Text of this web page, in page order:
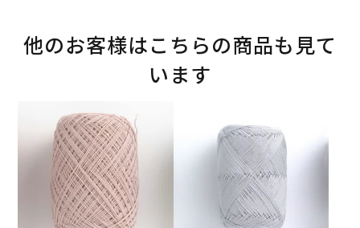
他のお客様はこちらの商品も見て
います